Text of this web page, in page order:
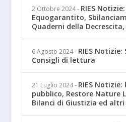
2 Ottobre 2024 - RIES
Equogarantito,
Quaderni della
6 Agosto 2024 - RIES
Consigli di lettura
21 Luglio 2024 - RIES
pubblico, Restore Nature
Bilanci di Giustizia ed altri